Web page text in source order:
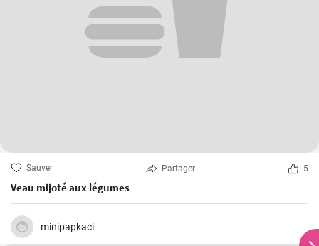
Sauver Partager 5
Veau mijoté aux légumes
minipapkaci